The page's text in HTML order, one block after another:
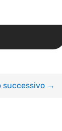
successivo→